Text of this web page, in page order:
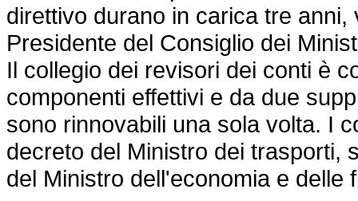
direttivo durano in carica tre
Presidente del Consiglio dei
Il collegio dei revisori dei conti è
componenti effettivi e da due
sono rinnovabili una sola volta. I
decreto del Ministro dei trasporti,
del Ministro dell'economia e delle